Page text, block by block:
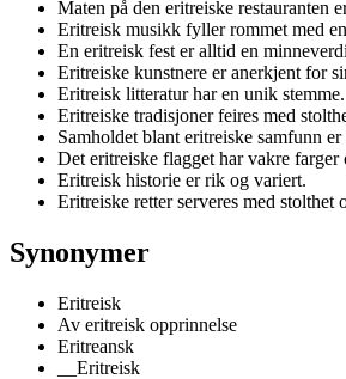
Maten på den eritreiske restauranten
Eritreisk musikk fyller rommet med
En eritreisk fest er alltid en
Eritreiske kunstnere er anerkjent for
Eritreisk litteratur har en unik stemme.
Eritreiske tradisjoner feires med
Samholdet blant eritreiske samfunn er
Det eritreiske flagget har vakre farger
Eritreisk historie er rik og variert.
Eritreiske retter serveres med stolthet
Synonymer
Eritreisk
Av eritreisk opprinnelse
Eritreansk
__Eritreisk